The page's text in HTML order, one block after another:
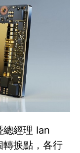
總經理 Ian
捩點，各行